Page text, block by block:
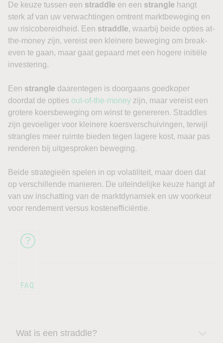
De keuze tussen een straddle en een strangle hangt
sterk af van uw verwachtingen omtrent marktbeweging en
uw risicobereidheid. Een straddle, waarbij beide opties at-
the-money zijn, vereist een kleinere beweging om break-
even te gaan, maar gaat gepaard met een hogere initiële
investering.
Een strangle daarentegen is doorgaans goedkoper
doordat de opties out-of-the-money zijn, maar vereist een
grotere koersbeweging om winst te genereren. Straddles
zijn gevoeliger voor kleinere koersverschuivingen, terwijl
strangles meer ruimte bieden tegen lagere kost, maar pas
renderen bij uitgesproken beweging.
Beide strategieën spelen in op volatiliteit, maar doen dat
op verschillende manieren. De uiteindelijke keuze hangt af
van uw inschatting van de marktdynamiek en uw voorkeur
voor rendement versus kostenefficiëntie.
Wat is een straddle?